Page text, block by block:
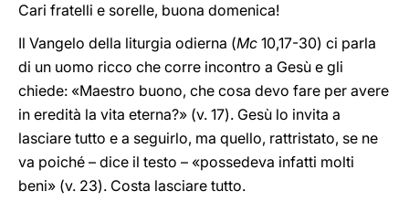
Cari fratelli e sorelle, buona domenica!
Il Vangelo della liturgia odierna (Mc 10,17-30) ci parla
di un uomo ricco che corre incontro a Gesù e gli
chiede: «Maestro buono, che cosa devo fare per avere
in eredità la vita eterna?» (v. 17). Gesù lo invita a
lasciare tutto e a seguirlo, ma quello, rattristato, se ne
va poiché – dice il testo – «possedeva infatti molti
beni» (v. 23). Costa lasciare tutto.